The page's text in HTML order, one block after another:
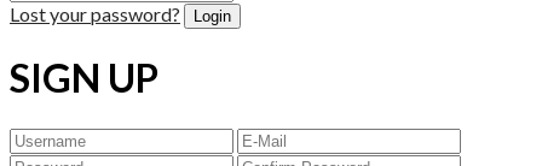
Lost your password?
SIGN UP